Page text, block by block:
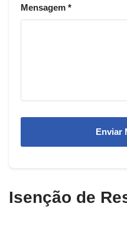
Mensagem *
Enviar
Isenção de